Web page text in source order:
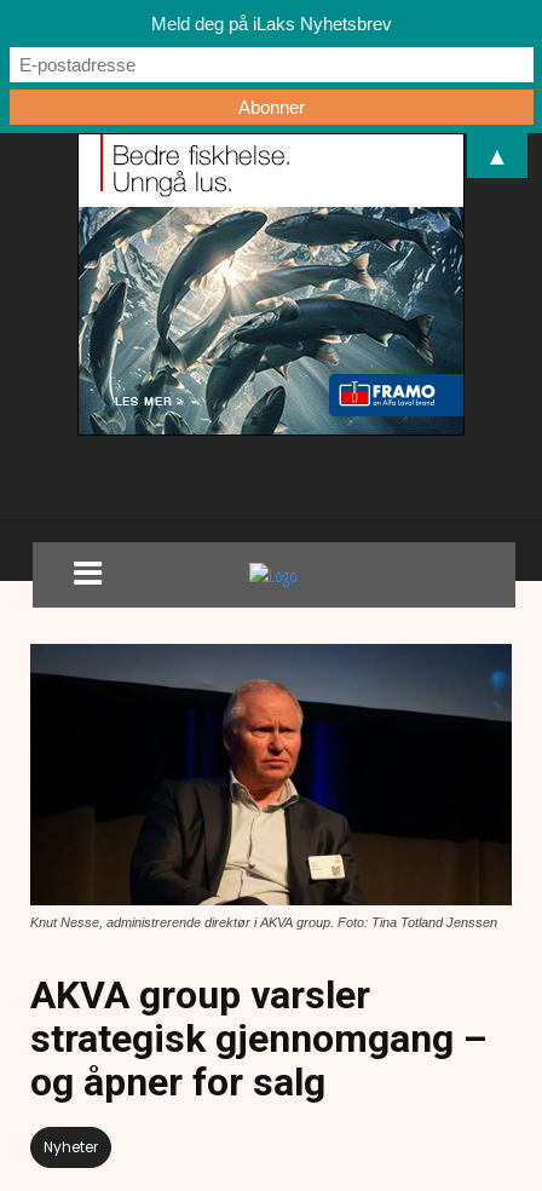
Knut Nesse, administrerende direktør i AKVA group. Foto: Tina Totland Jenssen
AKVA group varsler
strategisk gjennomgang –
og åpner for salg
Nyheter
Meld deg på iLaks Nyhetsbrev
▲